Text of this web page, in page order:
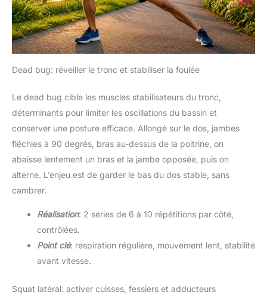
Dead bug: réveiller le tronc et stabiliser la foulée
Le dead bug cible les muscles stabilisateurs du tronc,
déterminants pour limiter les oscillations du bassin et
conserver une posture efficace. Allongé sur le dos, jambes
fléchies à 90 degrés, bras au-dessus de la poitrine, on
abaisse lentement un bras et la jambe opposée, puis on
alterne. L’enjeu est de garder le bas du dos stable, sans
cambrer.
Réalisation: 2 séries de 6 à 10 répétitions par côté,
contrôlées.
Point clé: respiration régulière, mouvement lent, stabilité
avant vitesse.
Squat latéral: activer cuisses, fessiers et adducteurs